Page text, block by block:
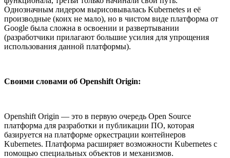
Однозначным лидером вырисовывалась Kubernetes и её
производные (коих не мало), но в чистом виде платформа от
Google была сложна в освоении и развертывании
(разработчики прилагают большие усилия для упрощения
использования данной платформы).
Своими словами oб Openshift Origin:
Openshift Origin — это в первую очередь Open Source
платформа для разработки и публикации ПО, которая
базируется на платформе оркестрации контейнеров
Kubernetes. Платформа расширяет возможности Kubernetes с
помощью специальных объектов и механизмов.